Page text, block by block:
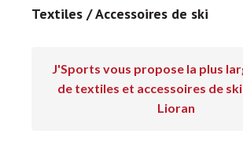
Textiles / Accessoires de ski
J'Sports vous propose la plus
de textiles et accessoires de
Lioran